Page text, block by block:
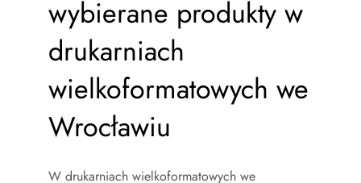
wybierane produkty w
drukarniach
wielkoformatowych we
Wrocławiu
W drukarniach wielkoformatowych we